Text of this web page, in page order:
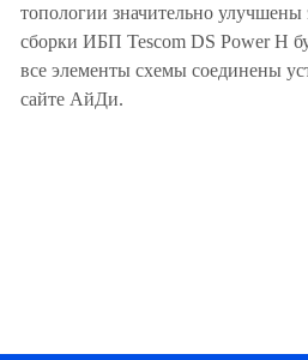
топологии значительно
сборки ИБП Tescom DS Power H
все элементы схемы соединены
сайте АйДи.